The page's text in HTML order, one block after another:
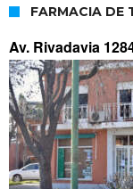
FARMACIA DE
Av. Rivadavia